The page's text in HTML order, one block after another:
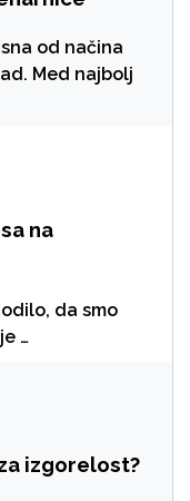
od načina
Med najbolj
na
da smo
…
izgorelost?